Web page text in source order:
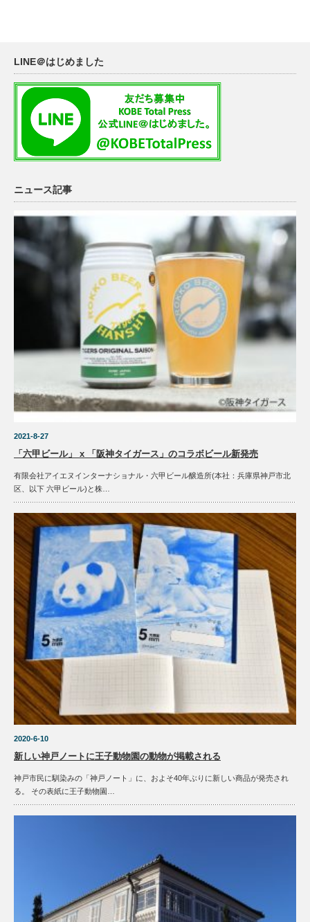
LINE＠はじめました
ニュース記事
2021-8-27
「六甲ビール」 x 「阪神タイガース」のコラボビール新発売
有限会社アイエヌインターナショナル・六甲ビール醸造所(本社：兵庫県神戸市北
区、以下 六甲ビール)と株…
2020-6-10
新しい神戸ノートに王子動物園の動物が掲載される
神戸市民に馴染みの「神戸ノート」に、およそ40年ぶりに新しい商品が発売され
る。 その表紙に王子動物園…